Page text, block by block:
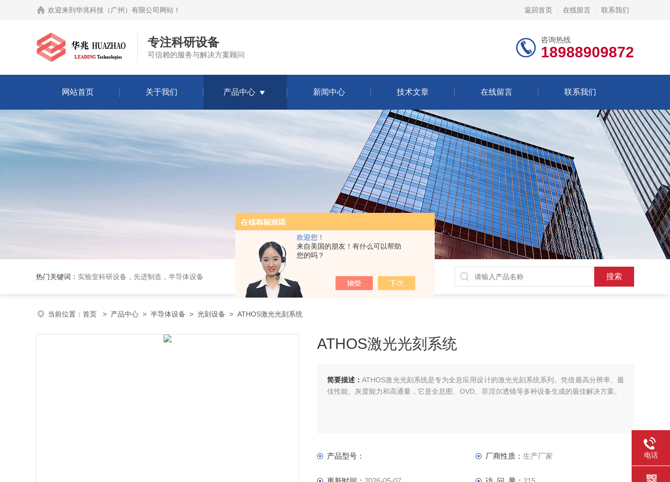
欢迎您！
来自美国的朋友！有什么可以帮助
您的吗？
欢迎来到 华兆科技（广州）有限公司网站 ！ 返回首页 在线留言 联系我们
专注科研设备
可信赖的服务与解决方案顾问
咨询热线
18988909872
网站首页 关于我们 产品中心 新闻中心 技术文章 在线留言 联系我们
热门关键词： 实验室科研设备，先进制造，半导体设备
当前位置： 首页 > 产品中心 > 半导体设备 > 光刻设备 > ATHOS激光光刻系统
ATHOS激光光刻系统
简要描述：ATHOS激光光刻系统是专为全息应用设计的激光光刻系统系列。凭借最高分辨率、最
佳性能、灰度能力和高通量，它是全息图、OVD、菲涅尔透镜等多种设备生成的最佳解决方案。
产品型号： 厂商性质： 生产厂家 电话